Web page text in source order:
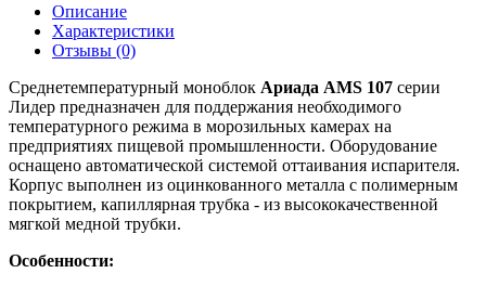
Описание
Характеристики
Отзывы (0)
Среднетемпературный моноблок Ариада AMS 107 серии
Лидер предназначен для поддержания необходимого
температурного режима в морозильных камерах на
предприятиях пищевой промышленности. Оборудование
оснащено автоматической системой оттаивания испарителя.
Корпус выполнен из оцинкованного металла с полимерным
покрытием, капиллярная трубка - из высококачественной
мягкой медной трубки.
Особенности: